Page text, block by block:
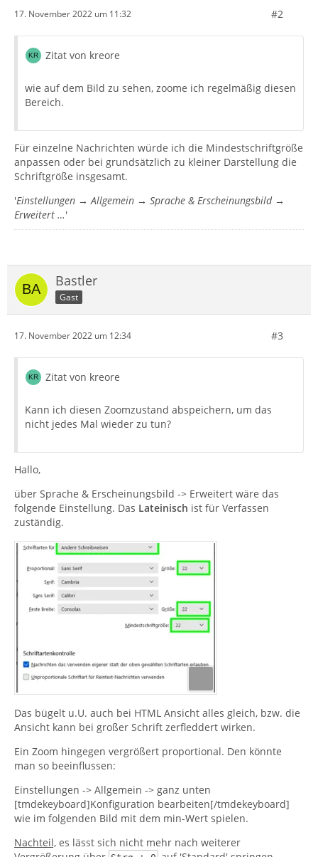
17. November 2022 um 11:32 #2
Zitat von kreore
wie auf dem Bild zu sehen, zoome ich regelmäßig diesen
Bereich.
Für einzelne Nachrichten würde ich die Mindestschriftgröße
anpassen oder bei grundsätzlich zu kleiner Darstellung die
Schriftgröße insgesamt.
'Einstellungen → Allgemein → Sprache & Erscheinungsbild →
Erweitert …'
Bastler
Gast
17. November 2022 um 12:34 #3
Zitat von kreore
Kann ich diesen Zoomzustand abspeichern, um das
nicht jedes Mal wieder zu tun?
Hallo,
über Sprache & Erscheinungsbild -> Erweitert wäre das
folgende Einstellung. Das Lateinisch ist für Verfassen
zuständig.
Das bügelt u.U. auch bei HTML Ansicht alles gleich, bzw. die
Ansicht kann bei großer Schrift zerfleddert wirken.
Ein Zoom hingegen vergrößert proportional. Den könnte
man so beeinflussen:
Einstellungen -> Allgemein -> ganz unten
[tmdekeyboard]Konfiguration bearbeiten[/tmdekeyboard]
wie im folgenden Bild mit dem min-Wert spielen.
Nachteil, es lässt sich nicht mehr nach weiterer